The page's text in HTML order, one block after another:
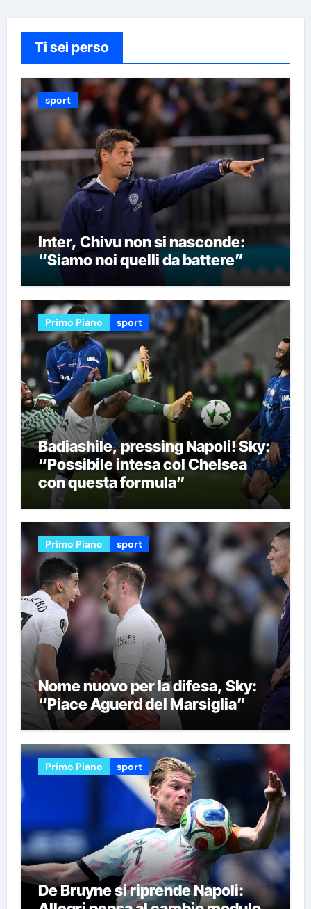
Ti sei perso
sport
Inter, Chivu non si nasconde:
“Siamo noi quelli da battere”
Primo Piano sport
Badiashile, pressing Napoli! Sky:
“Possibile intesa col Chelsea
con questa formula”
Primo Piano sport
Nome nuovo per la difesa, Sky:
“Piace Aguerd del Marsiglia”
Primo Piano sport
De Bruyne si riprende Napoli: